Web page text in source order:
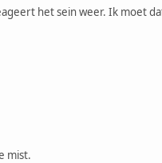
het sein weer. Ik moet
mist.